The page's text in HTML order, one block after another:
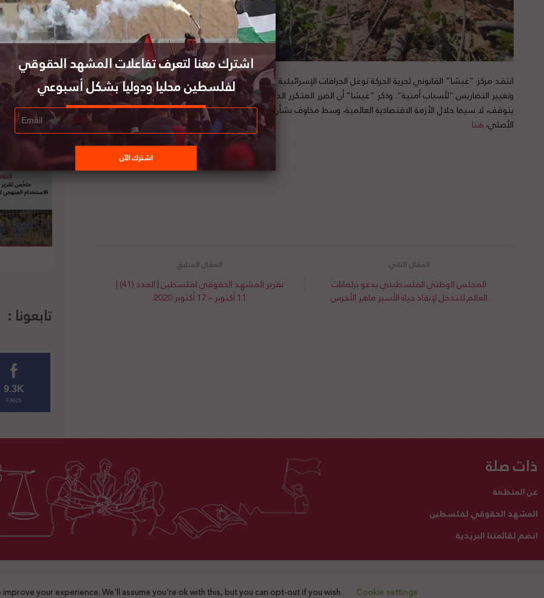
انتقد مركز “غيشا” القانوني لحرية الحركة توغل الجرافات الإسرائيلية في قطاع غزة من أجل تجريف النباتات وتسوية الطرق
وتغيير التضاريس “لأسباب أمنية”. وذكر “غيشا” أن الضرر المتكرر الذي تلحقه إسرائيل بمعيشة المزارعين “خطير ويجب أن
يتوقف، لا سيما خلال الأزمة الاقتصادية العالمية، وسط مخاوف بشأن الأمن الغذائي لسكان غزة”. لتفاصيل الخبر ومصدره
الأصلي،هنا
تقرير المشهد الحقوقي لفلسطين | العدد (41) |
11 أكتوبر – 17 أكتوبر 2020
المجلس الوطني الفلسطيني يدعو برلمانات
العالم للتدخل لإنقاذ حياة الأسير ماهر الأخرس
تابعونا :
9.3K
FANS
ذات صلة
عن المنظمة
المشهد الحقوقي لفلسطين
انضم لقائمتنا البريدية
اتصل بنا تبرع لنا 2025 © جميع الحقوق محفوظة
your experience. We'll assume you're ok with this, but you can opt-out if you wish. Cookie settings
اشترك معنا لتعرف تفاعلات المشهد الحقوقي
لفلسطين محليا ودوليا بشكل أسبوعي